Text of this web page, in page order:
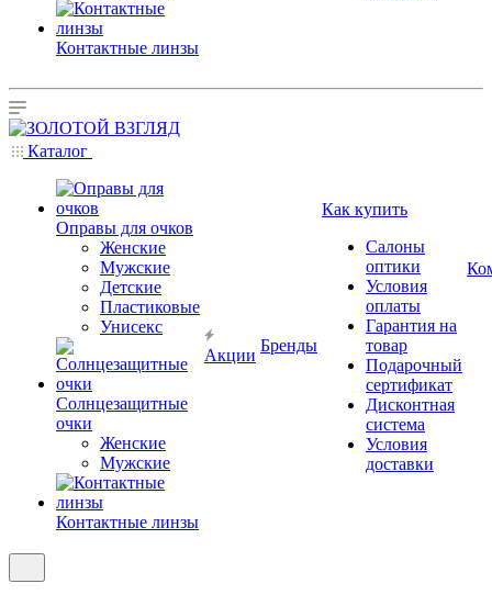
Контактные линзы
Каталог
Оправы для очков
Женские
Мужские
Детские
Пластиковые
Унисекс
Солнцезащитные
очки
Женские
Мужские
Контактные линзы
Акции
Бренды
Как купить
Салоны
оптики
Условия
оплаты
Гарантия на
товар
Подарочный
сертификат
Дисконтная
система
Условия
доставки